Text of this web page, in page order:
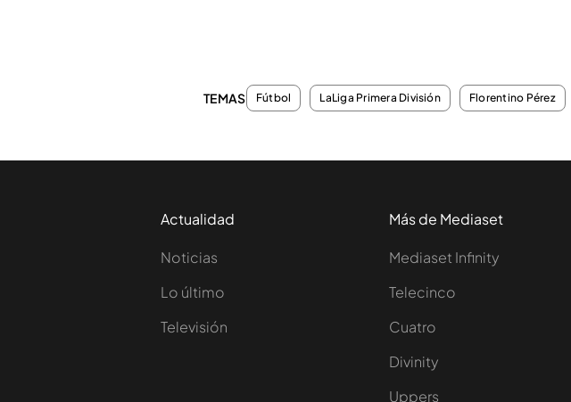
TEMAS Fútbol LaLiga Primera División Florentino Pérez
Actualidad
Noticias
Lo último
Televisión
Más de Mediaset
Mediaset Infinity
Telecinco
Cuatro
Divinity
Uppers